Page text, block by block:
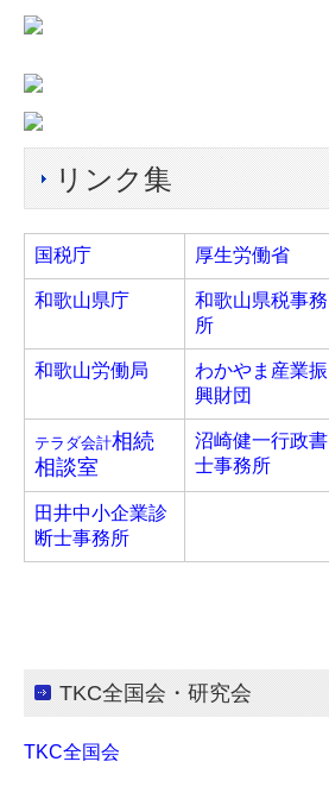
事務所紹介
税理士をお探しの方へ
事務所へのアクセス
事務所通信
税務会計トピックス
個人情報保護方針
業務案内
法人のお客様
リンク集
国税庁 厚生労働省
和歌山県庁
和歌山県税事務
所
和歌山労働局
わかやま産業振
興財団
テラダ会計相続
相談室
沼崎健一行政書
士事務所
田井中小企業診
断士事務所
TKC全国会・研究会
TKC全国会